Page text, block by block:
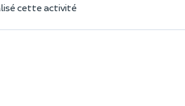
cette activité